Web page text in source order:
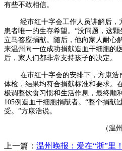
有些不敢相信。
经市红十字会工作人员讲解后，
患者唯一的生存希望。“没问题，这
立马答应捐献。随后，他向家人耐心
来温州向一位成功捐献造血干细胞的
后，家人们都非常支持孩子的决定。
在市红十字会的安排下，方康
体检，结果均符合捐献标准和要求。
极调整饮食习惯和生活作息，最终顺
105例造血干细胞捐献者。“整个捐献
受。”方康浩说。
（温
上一篇： 温州晚报：爱在“浙”里